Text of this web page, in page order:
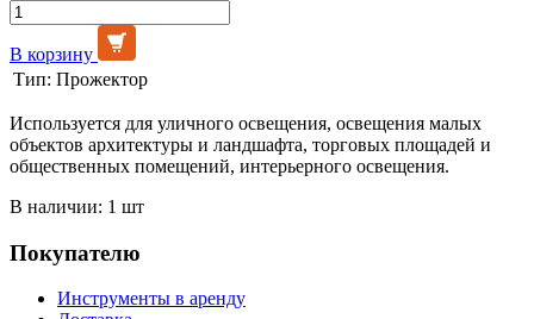
В корзину
Тип: Прожектор
Используется для уличного освещения, освещения малых
объектов архитектуры и ландшафта, торговых площадей и
общественных помещений, интерьерного освещения.
В наличии: 1 шт
Покупателю
Инструменты в аренду